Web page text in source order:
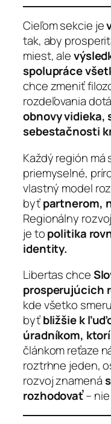
Cieľom sekcie je
tak, aby
miest, ale
spolupráce
chce zmeniť
rozdeľovania
obnovy
sebestačnosti
Každý región má
priemyselné,
vlastný model
byťpartnerom,
Regionálny
je topolitika
identity.
Libertas chce
prosperujúcich
kde všetko
byťbližšie k
úradníkom,
článkom reťaze
roztrhne jeden,
rozvoj znamená
rozhodovať–